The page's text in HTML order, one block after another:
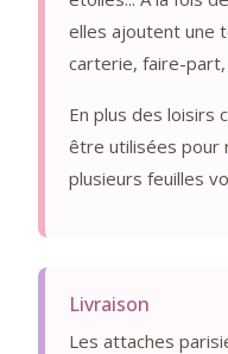
elles ajoutent une
carterie, faire-part,
En plus des loisirs
être utilisées pour
plusieurs feuilles
Livraison
Les attaches